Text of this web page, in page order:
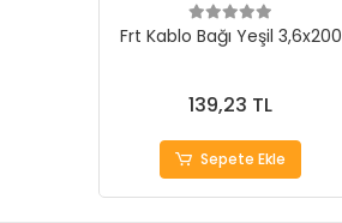
Frt Kablo Bağı Yeşil 3,6x200
139,23 TL
Sepete Ekle